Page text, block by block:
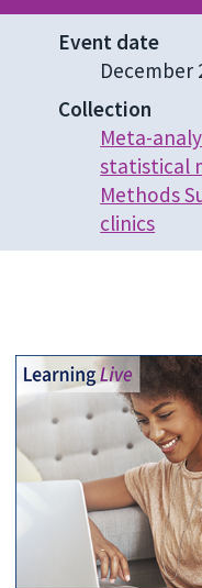
Event date
December
Collection
Meta-
statistical
Methods
clinics